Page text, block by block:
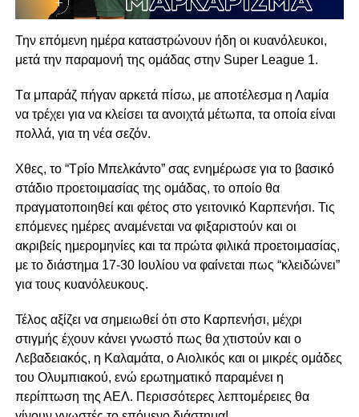
Την επόμενη ημέρα καταστρώνουν ήδη οι κυανόλευκοι,
μετά την παραμονή της ομάδας στην Super League 1.
Tα μπαράζ πήγαν αρκετά πίσω, με αποτέλεσμα η Λαμία
να τρέχει για να κλείσει τα ανοιχτά μέτωπα, τα οποία είναι
πολλά, για τη νέα σεζόν.
Χθες, το “Τρίο Μπελκάντο” σας ενημέρωσε για το βασικό
στάδιο προετοιμασίας της ομάδας, το οποίο θα
πραγματοποιηθεί και φέτος στο γειτονικό Καρπενήσι. Τις
επόμενες ημέρες αναμένεται να φιξαριστούν και οι
ακριβείς ημερομηνίες και τα πρώτα φιλικά προετοιμασίας,
με το διάστημα 17-30 Ιουλίου να φαίνεται πως “κλειδώνει”
για τους κυανόλευκους.
Τέλος αξίζει να σημειωθεί ότι στο Καρπενήσι, μέχρι
στιγμής έχουν κάνει γνωστό πως θα χτιστούν και ο
Λεβαδειακός, η Καλαμάτα, ο Αιολικός και οι μικρές ομάδες
του Ολυμπιακού, ενώ ερωτηματικό παραμένει η
περίπτωση της ΑΕΛ. Περισσότερες λεπτομέρειες θα